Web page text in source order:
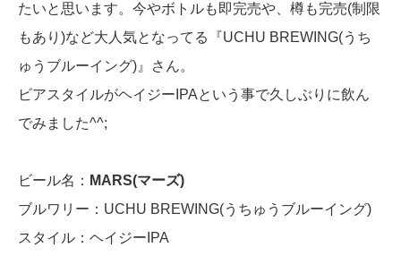
たいと思います。今やボトルも即完売や、樽も完売(制限
もあり)など大人気となってる『UCHU BREWING(うち
ゅうブルーイング)』さん。
ビアスタイルがヘイジーIPAという事で久しぶりに飲ん
でみました^^;
ビール名： MARS(マーズ)
ブルワリー：UCHU BREWING(うちゅうブルーイング)
スタイル：ヘイジーIPA